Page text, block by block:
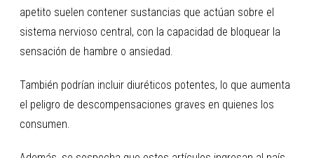
apetito suelen contener sustancias que actúan sobre el
sistema nervioso central, con la capacidad de bloquear la
sensación de hambre o ansiedad.
También podrían incluir diuréticos potentes, lo que aumenta
el peligro de descompensaciones graves en quienes los
consumen.